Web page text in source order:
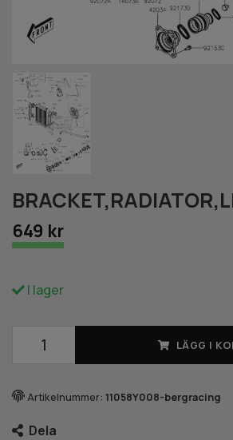
649 kr
I lager
LÄGG I
Artikelnummer: 11058Y008-bergracing
Dela